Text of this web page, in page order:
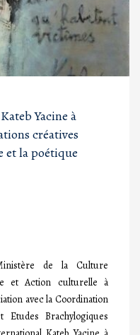
Yacine à
créatives
et la poétique
de la Culture
et Action culturelle à
avec la Coordination
Etudes Brachylogiques